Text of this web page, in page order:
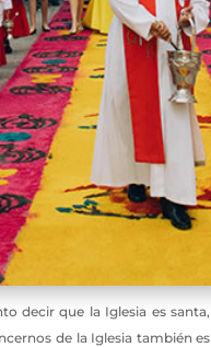
decir que la Iglesia es
de la Iglesia también